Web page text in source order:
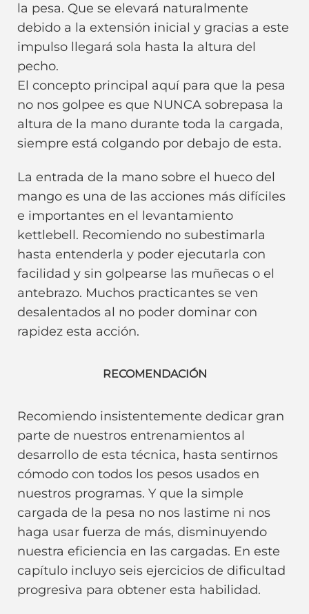
la pesa. Que se elevará naturalmente
debido a la extensión inicial y gracias a este
impulso llegará sola hasta la altura del
pecho.
El concepto principal aquí para que la pesa
no nos golpee es que NUNCA sobrepasa la
altura de la mano durante toda la cargada,
siempre está colgando por debajo de esta.
La entrada de la mano sobre el hueco del
mango es una de las acciones más difíciles
e importantes en el levantamiento
kettlebell. Recomiendo no subestimarla
hasta entenderla y poder ejecutarla con
facilidad y sin golpearse las muñecas o el
antebrazo. Muchos practicantes se ven
desalentados al no poder dominar con
rapidez esta acción.
RECOMENDACIÓN
Recomiendo insistentemente dedicar gran
parte de nuestros entrenamientos al
desarrollo de esta técnica, hasta sentirnos
cómodo con todos los pesos usados en
nuestros programas. Y que la simple
cargada de la pesa no nos lastime ni nos
haga usar fuerza de más, disminuyendo
nuestra eficiencia en las cargadas. En este
capítulo incluyo seis ejercicios de dificultad
progresiva para obtener esta habilidad.